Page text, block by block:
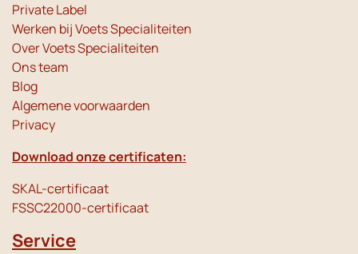
Private Label
Werken bij Voets Specialiteiten
Over Voets Specialiteiten
Ons team
Blog
Algemene voorwaarden
Privacy
Download onze certificaten:
SKAL-certificaat
FSSC22000-certificaat
Service